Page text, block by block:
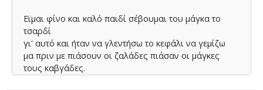
Εϊμαι φίνο και καλό παιδί σέβουμαι του μάγκα το
τσαρδί
γι' αυτό και ήταν να γλεντήσω το κεφάλι να γεμίζω
μα πριν με πιάσουν οι ζαλάδες πιάσαν οι μάγκες
τους καβγάδες.